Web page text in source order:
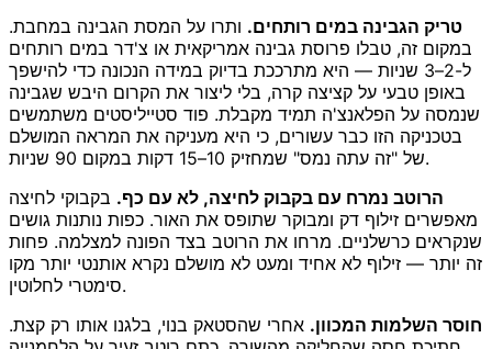
טריק הגבינה במים רותחים. ותרו על המסת הגבינה במחבת.
במקום זה, טבלו פרוסת גבינה אמריקאית או צ'דר במים רותחים
ל-2–3 שניות — היא מתרככת בדיוק במידה הנכונה כדי להישפך
באופן טבעי על קציצה קרה, בלי ליצור את הקרום היבש שגבינה
שנמסה על הפלאנצ'ה תמיד מקבלת. פוד סטייליסטים משתמשים
בטכניקה הזו כבר עשורים, כי היא מעניקה את המראה המושלם
של "זה עתה נמס" שמחזיק 10–15 דקות במקום 90 שניות.
הרוטב נמרח עם בקבוק לחיצה, לא עם כף. בקבוקי לחיצה
מאפשרים זילוף דק ומבוקר שתופס את האור. כפות נותנות גושים
שנקראים כרשלניים. מרחו את הרוטב בצד הפונה למצלמה. פחות
זה יותר — זילוף לא אחיד ומעט לא מושלם נקרא אותנטי יותר מקו
סימטרי לחלוטין.
חוסר השלמות המכוון. אחרי שהסטאק בנוי, בלגנו אותו רק קצת.